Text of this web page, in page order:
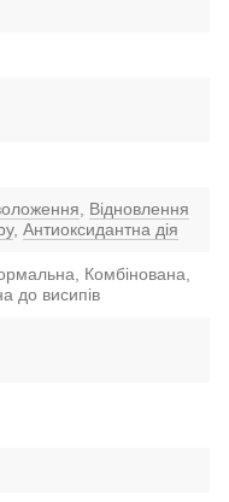
Відновлення
, Антиоксидантна дія
Комбінована,
до висипів